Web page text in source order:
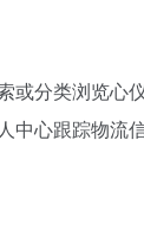
或分类浏览心
中心跟踪物流